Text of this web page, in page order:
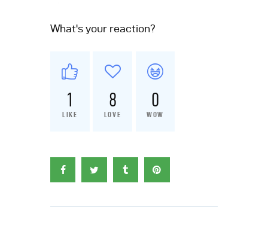
What's your reaction?
1
LIKE
8
LOVE
0
WOW